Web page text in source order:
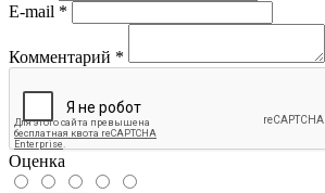
E-mail *
Комментарий *
Оценка